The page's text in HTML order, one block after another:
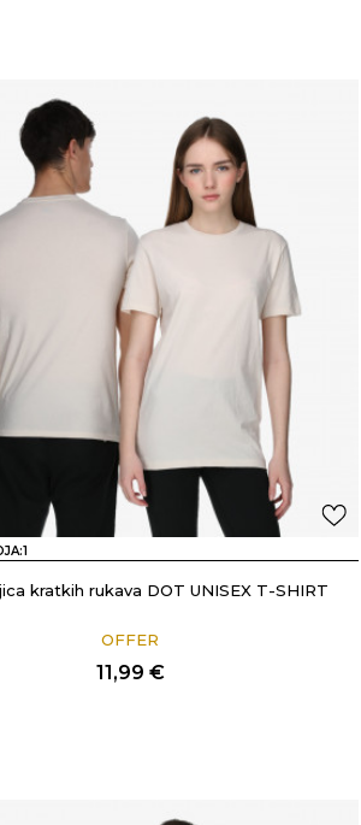
1
kratkih rukava DOT UNISEX T-SHIRT
OFFER
11,99 €